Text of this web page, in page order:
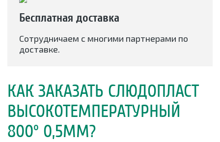
Бесплатная доставка
Сотрудничаем с многими партнерами по
доставке.
КАК ЗАКАЗАТЬ СЛЮДОПЛАСТ
ВЫСОКОТЕМПЕРАТУРНЫЙ
800º 0,5ММ?